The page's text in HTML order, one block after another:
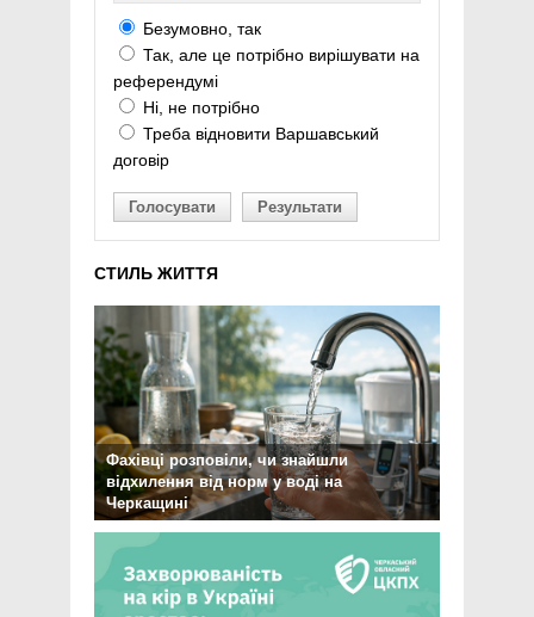
Безумовно, так
Так, але це потрібно вирішувати на
референдумі
Ні, не потрібно
Треба відновити Варшавський
договір
Голосувати Результати
СТИЛЬ ЖИТТЯ
Фахівці розповіли, чи знайшли
відхилення від норм у воді на
Черкащині